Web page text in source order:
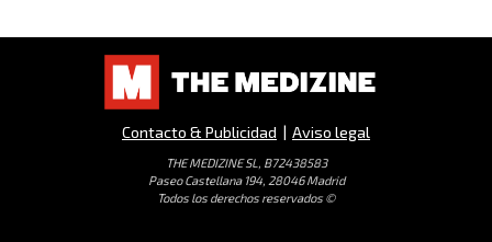
Contacto & Publicidad | Aviso legal
THE MEDIZINE SL, B72438583
Paseo Castellana 194, 28046 Madrid
Todos los derechos reservados ©